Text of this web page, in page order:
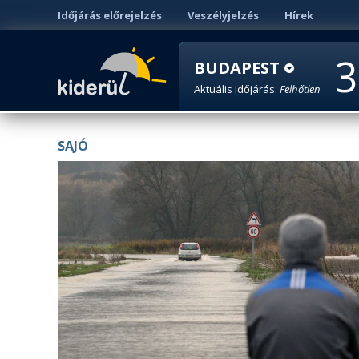
Időjárás előrejelzés Veszélyjelzés Hírek
BUDAPEST
Aktuális Időjárás: Felhőtlen
SAJÓ